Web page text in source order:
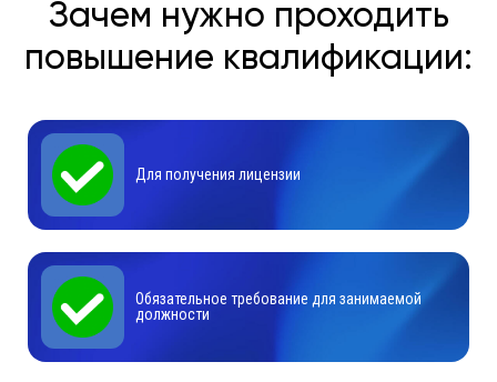
Зачем нужно проходить
повышение квалификации:
Для получения лицензии
Обязательное требование для занимаемой
должности